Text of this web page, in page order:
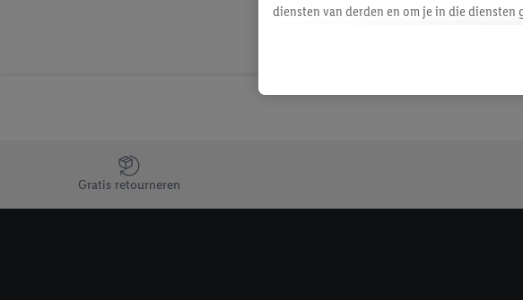
Jouw voordelen bij ons als Lidl webshop klant
Gratis retourneren
diensten van derden en om je in die diensten
Als je hiervoor toestemming geeft, dan
eerder interesse hebt getoond (bijvoorbeeld
maar het niet te kopen). De retargeting
mailadres en met eventuele andere
Door te klikken op "Weigeren", kies je voor
Door op "Akkoord" te klikken, stem je in met